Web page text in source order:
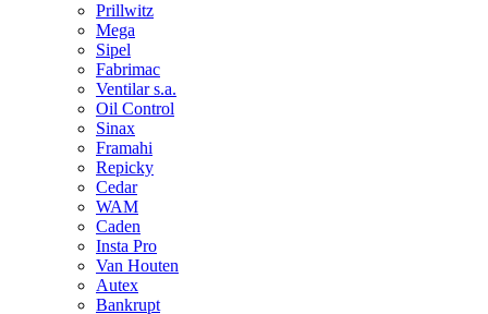
Prillwitz
Mega
Sipel
Fabrimac
Ventilar s.a.
Oil Control
Sinax
Framahi
Repicky
Cedar
WAM
Caden
Insta Pro
Van Houten
Autex
Bankrupt